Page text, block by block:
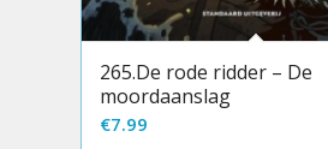
265.De rode ridder – De
moordaanslag
€7.99